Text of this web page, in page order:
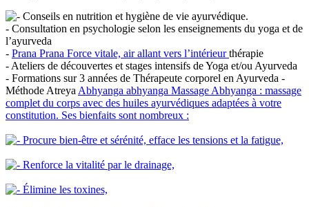
Conseils en nutrition et hygiène de vie ayurvédique.
- Consultation en psychologie selon les enseignements du yoga et de
l’ayurveda
- Prana Prana Force vitale, air allant vers l’intérieur thérapie
- Ateliers de découvertes et stages intensifs de Yoga et/ou Ayurveda
- Formations sur 3 années de Thérapeute corporel en Ayurveda -
Méthode Atreya Abhyanga abhyanga Massage Abhyanga : massage
complet du corps avec des huiles ayurvédiques adaptées à votre
constitution. Ses bienfaits sont nombreux :
Procure bien-être et sérénité, efface les tensions et la fatigue,
Renforce la vitalité par le drainage,
Élimine les toxines,